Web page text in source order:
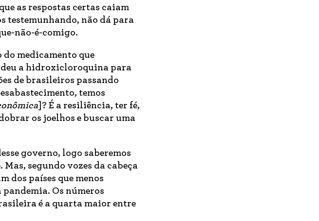
as respostas certas caiam
testemunhando, não dá para
não-é-comigo.
do medicamento que
deu a hidroxicloroquina para
de brasileiros passando
temos
]? É a resiliência, ter fé,
os joelhos e buscar uma
governo, logo saberemos
segundo vozes da cabeça
dos países que menos
Os números
é a quarta maior entre